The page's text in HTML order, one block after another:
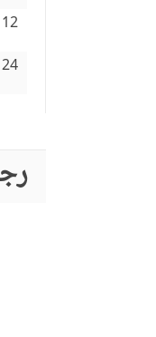
12 مہینے پہلے
24 مہینے پہلے